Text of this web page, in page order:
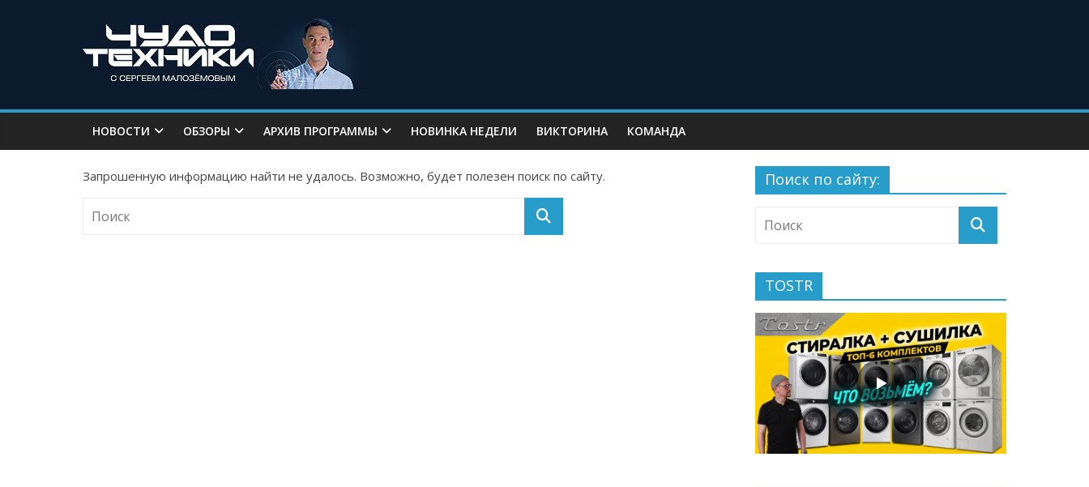
НОВОСТИ ОБЗОРЫ АРХИВ ПРОГРАММЫ НОВИНКА НЕДЕЛИ ВИКТОРИНА КОМАНДА
Запрошенную информацию найти не удалось. Возможно, будет полезен поиск по сайту. Поиск по сайту:
TOSTR